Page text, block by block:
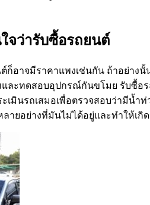
จว่ารับซื้อรถยนต์
ก็อาจมีราคาแพงเช่นกัน ถ้าอย่า
และทดสอบอุปกรณ์กันขโมย รับซื้อ
เมินรถเสมอเพื่อตรวจสอบว่ามีน้ำ
ลายอย่างที่มันไม่ได้อยู่และทำให้